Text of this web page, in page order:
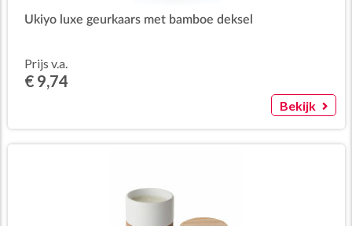
Ukiyo luxe geurkaars met bamboe deksel
Prijs v.a.
€ 9,74
Bekijk